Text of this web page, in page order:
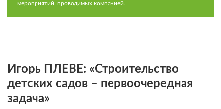
мероприятий, проводимых компанией.
Игорь ПЛЕВЕ: «Строительство
детских садов – первоочередная
задача»